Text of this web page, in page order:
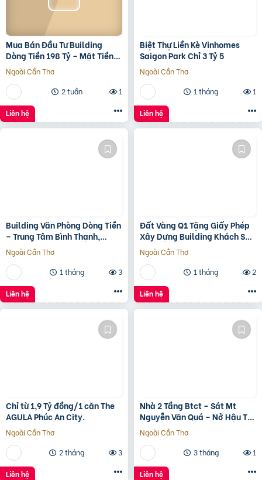
Mua Bán Đầu Tư Building
Dòng Tiền 198 Tỷ – Mặt Tiền
Đường 3/2, Trung Tâm Quận
10
Ngoài Cần Thơ
2 tuần
1
Liên hệ
Biệt Thự Liền Kè Vinhomes
Saigon Park Chỉ 3 Tỷ 5
Ngoài Cần Thơ
1 tháng
1
Liên hệ
Building Văn Phòng Dòng Tiền
– Trung Tâm Bình Thạnh,
Tp.hcm Chỉ 100Tr/M2 Đất
Ngoài Cần Thơ
1 tháng
3
Liên hệ
Đất Vàng Q1 Tặng Giấy Phép
Xây Dựng Building Khách Sạn
12 Tầng
Ngoài Cần Thơ
1 tháng
2
Liên hệ
Chỉ từ 1,9 Tỷ đồng/1 căn The
AGULA Phúc An City.
Ngoài Cần Thơ
2 tháng
3
Liên hệ
Nhà 2 Tầng Btct – Sát Mt
Nguyễn Văn Quá – Nở Hậu Tài
Lộc
Ngoài Cần Thơ
3 tháng
1
Liên hệ